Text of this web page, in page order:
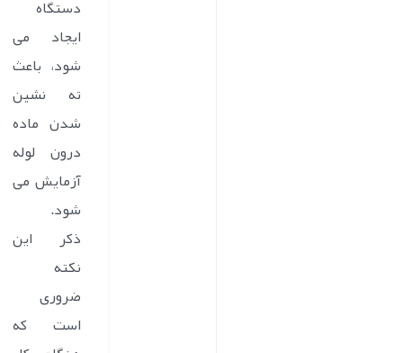
دستگاه
ایجاد می
شود، باعث
ته نشین
شدن ماده
درون لوله
آزمایش می
شود.
ذکر این
نکته
ضروری
است که